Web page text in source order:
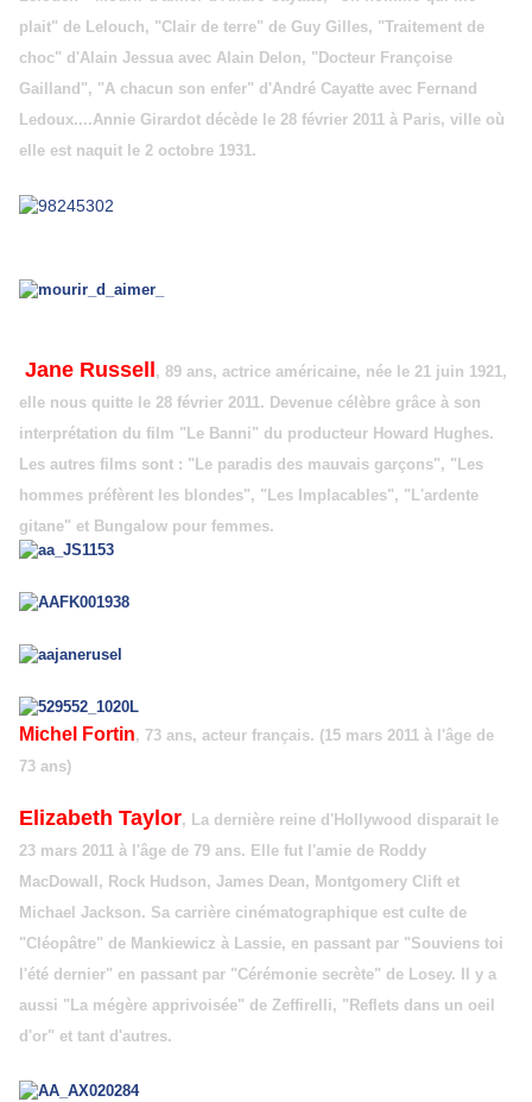
plait" de Lelouch, "Clair de terre" de Guy Gilles, "Traitement de
choc" d'Alain Jessua avec Alain Delon, "Docteur Françoise
Gailland", "A chacun son enfer" d'André Cayatte avec Fernand
Ledoux....Annie Girardot décède le 28 février 2011 à Paris, ville où
elle est naquit le 2 octobre 1931.
Jane Russell, 89 ans, actrice américaine, née le 21 juin 1921,
elle nous quitte le 28 février 2011. Devenue célèbre grâce à son
interprétation du film "Le Banni" du producteur Howard Hughes.
Les autres films sont : "Le paradis des mauvais garçons", "Les
hommes préfèrent les blondes", "Les Implacables", "L'ardente
gitane" et Bungalow pour femmes.
Michel Fortin, 73 ans, acteur français. (15 mars 2011 à l'âge de
73 ans)
Elizabeth Taylor, La dernière reine d'Hollywood disparait le
23 mars 2011 à l'âge de 79 ans. Elle fut l'amie de Roddy
MacDowall, Rock Hudson, James Dean, Montgomery Clift et
Michael Jackson. Sa carrière cinématographique est culte de
"Cléopâtre" de Mankiewicz à Lassie, en passant par "Souviens toi
l'été dernier" en passant par "Cérémonie secrète" de Losey. Il y a
aussi "La mégère apprivoisée" de Zeffirelli, "Reflets dans un oeil
d'or" et tant d'autres.